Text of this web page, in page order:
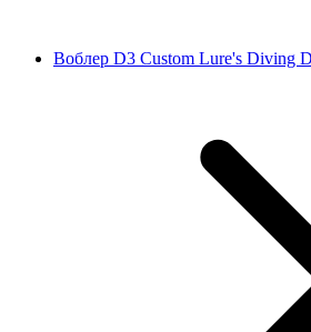
Воблер D3 Custom Lure's Diving